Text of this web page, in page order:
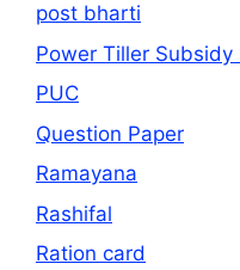
post bharti
Power Tiller Subsidy
PUC
Question Paper
Ramayana
Rashifal
Ration card